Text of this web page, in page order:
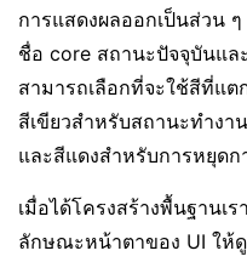
การแสดงผลออกเป็นส่วน
ชื่อ core สถานะปัจจุบันแล
สามารถเลือกที่จะใช้สีที่แ
สีเขียวสำหรับสถานะทำงา
และสีแดงสำหรับการหยุดก
เมื่อได้โครงสร้างพื้นฐานเ
ลักษณะหน้าตาของ UI ให้ดู